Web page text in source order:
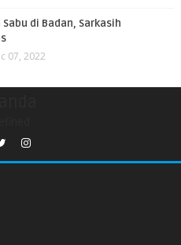
di Badan, Sarkasih
07, 2022